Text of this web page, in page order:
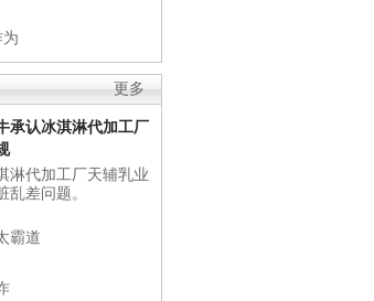
更多
承认冰淇淋代加工厂
淋代加工厂天辅乳业
乱差问题。
霸道